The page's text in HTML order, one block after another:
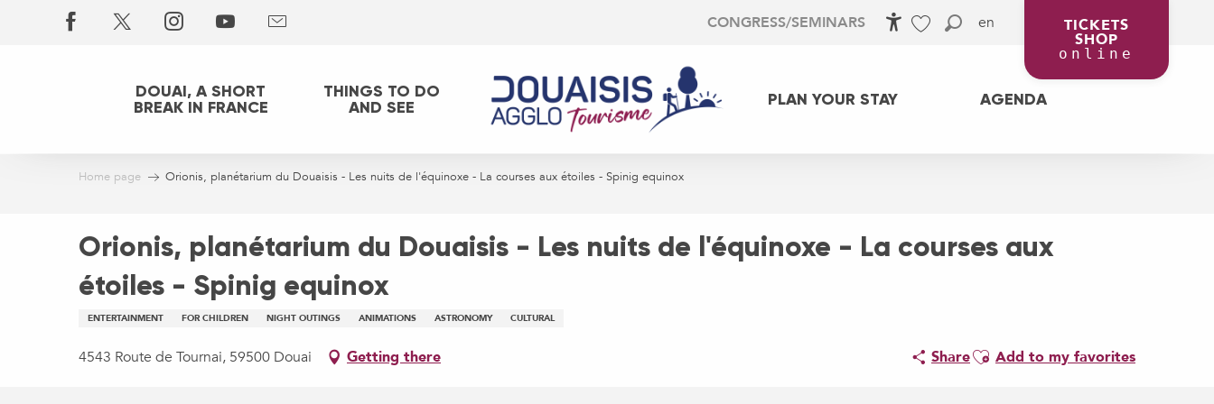
en
CONGRESS/SEMINARS TICKETS
SHOP
online
DOUAI, A SHORT
BREAK IN FRANCE
THINGS TO DO
AND SEE
PLAN YOUR STAY AGENDA
Home page Orionis, planétarium du Douaisis - Les nuits de l'équinoxe - La courses aux étoiles - Spinig equinox
Orionis, planétarium du Douaisis - Les nuits de l'équinoxe - La courses aux
étoiles - Spinig equinox
ENTERTAINMENT FOR CHILDREN NIGHT OUTINGS ANIMATIONS ASTRONOMY CULTURAL
4543 Route de Tournai, 59500 Douai Getting there ShareAjouter aux favoris
Add to my favorites